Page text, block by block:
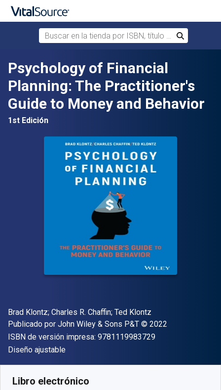
Saltar al contenido principal
Buscar en la tienda por ISBN, título o autor
Buscar
Psychology of Financial
Planning: The Practitioner's
Guide to Money and Behavior
1st Edición
Autor(es)
Brad Klontz; Charles R. Chaffin; Ted Klontz
Editor
Publicado por John Wiley & Sons P&T Copyright
© 2022
ISBN de versión impresa: 9781119983729"ISBN-13
Formato
Diseño ajustable
Libro electrónico